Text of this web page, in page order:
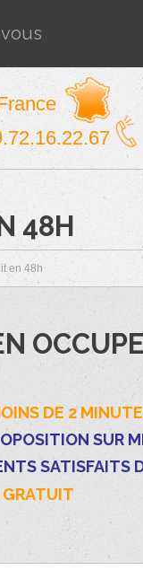
48H
en 48h
DE 2
SUR
SATISFAITS
GRATUIT